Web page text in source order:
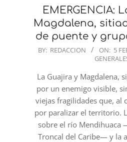
EMERGENCIA:
Magdalena,
de puente y
2026-
05
BY: REDACCION ON: 5
La Guajira y Magdalena,
por un enemigo visible,
viejas fragilidades que, al
por paralizar el territorio.
sobre el río Mendihuaca
Troncal del Caribe— y la